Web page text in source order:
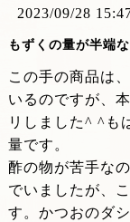
2023/09/28
もずくの量が半端な
この手の商品は
いるのですが、
リしました^ ^も
量です。
酢の物が苦手な
でいましたが、
す。かつおのダ